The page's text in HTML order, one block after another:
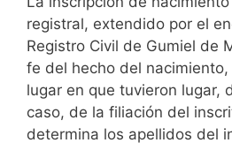
registral, extendido por el
Registro Civil de Gumiel de
fe del hecho del
lugar en que tuvieron lugar,
caso, de la filiación del
determina los apellidos del